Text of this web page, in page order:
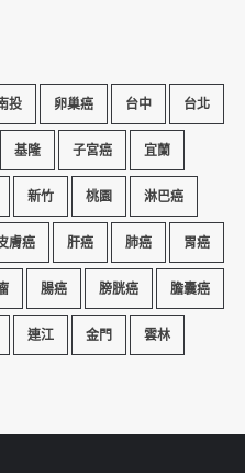
投 卵巢癌 台中 台北
基隆 子宮癌 宜蘭
新竹 桃園 淋巴癌
膚癌 肝癌 肺癌 胃癌
腸癌 膀胱癌 膽囊癌
連江 金門 雲林